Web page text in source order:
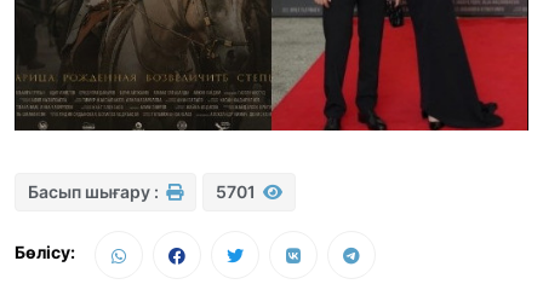
Басып шығару : 5701
Бөлісу: